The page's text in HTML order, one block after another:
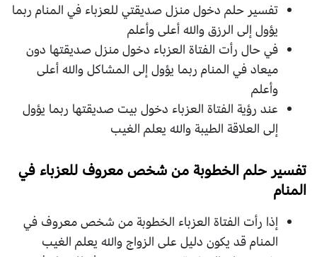
تفسير حلم دخول منزل صديقتي للعزباء في المنام ربما
يؤول إلى الرزق والله أعلى وأعلم
في حال رأت الفتاة العزباء دخول منزل صديقتها دون
ميعاد في المنام ربما يؤول إلى المشاكل والله أعلى
وأعلم
عند رؤية الفتاة العزباء دخول بيت صديقتها ربما يؤول
إلى العلاقة الطيبة والله يعلم الغيب
تفسير حلم الخطوبة من شخص معروف للعزباء في
المنام
إذا رأت الفتاة العزباء الخطوبة من شخص معروف في
المنام قد يكون دليل على الزواج والله يعلم الغيب